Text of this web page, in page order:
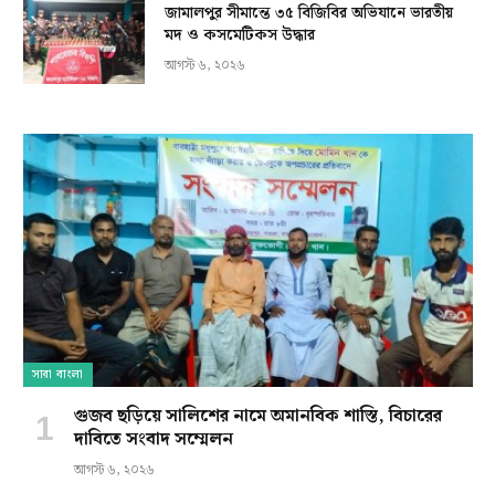
জামালপুর সীমান্তে ৩৫ বিজিবির অভিযানে ভারতীয়
মদ ও কসমেটিকস উদ্ধার
আগস্ট ৬, ২০২৬
সারা বাংলা
গুজব ছড়িয়ে সালিশের নামে অমানবিক শাস্তি, বিচারের
দাবিতে সংবাদ সম্মেলন
আগস্ট ৬, ২০২৬